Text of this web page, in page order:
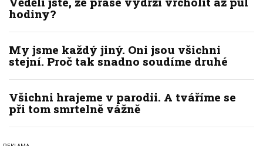
hodiny?
My jsme každý jiný. Oni jsou všichni
stejní. Proč tak snadno soudíme druhé
Všichni hrajeme v parodii. A tváříme se
při tom smrtelně vážně